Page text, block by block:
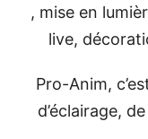
, mise en
live,
Pro-Anim,
d’éclairage,